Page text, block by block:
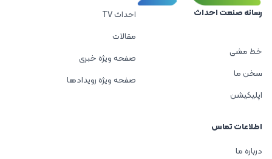
رسانه صنعت احداث
خط مشی
سخن ما
اپلیکیشن
احداث TV
مقالات
صفحه ویژه خبری
صفحه ویژه رویدادها
اطلاعات تماس
درباره ما